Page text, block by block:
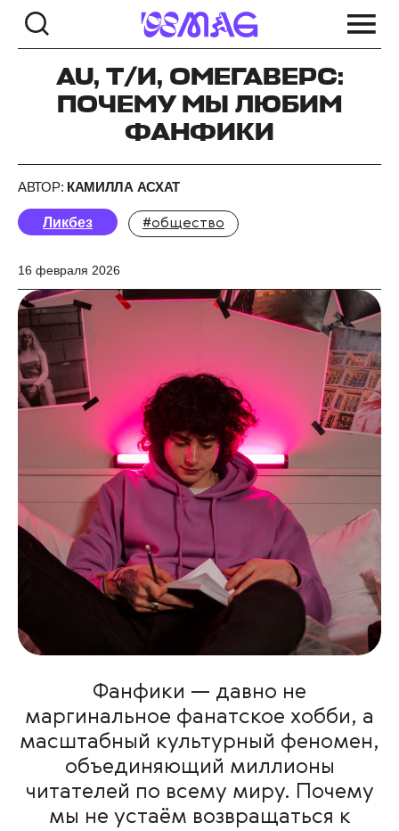
AU, Т/И, ОМЕГАВЕРС:
ПОЧЕМУ МЫ ЛЮБИМ
ФАНФИКИ
АВТОР: КАМИЛЛА АСХАТ
Ликбез #общество
16 февраля 2026
Фанфики — давно не
маргинальное фанатское хобби, а
масштабный культурный феномен,
объединяющий миллионы
читателей по всему миру. Почему
мы не устаём возвращаться к